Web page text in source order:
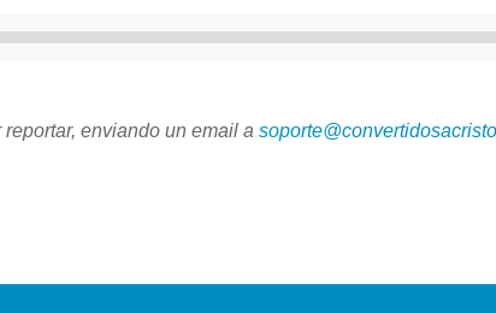
Reproductor
enviando un email a